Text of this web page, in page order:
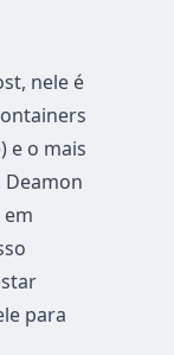
nele é
e o mais
para